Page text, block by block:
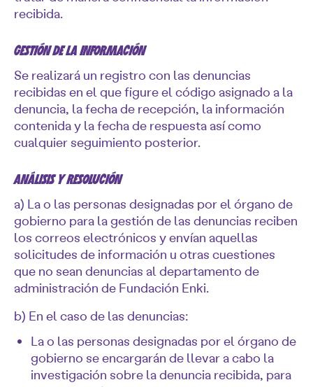
recibida.
GESTIÓN DE LA INFORMACIÓN
Se realizará un registro con las denuncias
recibidas en el que figure el código asignado a la
denuncia, la fecha de recepción, la información
contenida y la fecha de respuesta así como
cualquier seguimiento posterior.
ANÁLISIS Y RESOLUCIÓN
a) La o las personas designadas por el órgano de
gobierno para la gestión de las denuncias reciben
los correos electrónicos y envían aquellas
solicitudes de información u otras cuestiones
que no sean denuncias al departamento de
administración de Fundación Enki.
b) En el caso de las denuncias:
La o las personas designadas por el órgano de
gobierno se encargarán de llevar a cabo la
investigación sobre la denuncia recibida, para